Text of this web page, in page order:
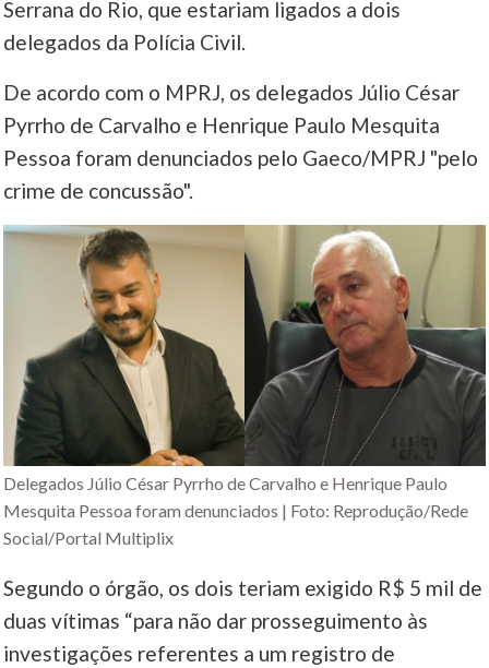
Serrana do Rio, que estariam ligados a dois
delegados da Polícia Civil.
De acordo com o MPRJ, os delegados Júlio César
Pyrrho de Carvalho e Henrique Paulo Mesquita
Pessoa foram denunciados pelo Gaeco/MPRJ "pelo
crime de concussão".
Delegados Júlio César Pyrrho de Carvalho e Henrique Paulo
Mesquita Pessoa foram denunciados | Foto: Reprodução/Rede
Social/Portal Multiplix
Segundo o órgão, os dois teriam exigido R$ 5 mil de
duas vítimas “para não dar prosseguimento às
investigações referentes a um registro de